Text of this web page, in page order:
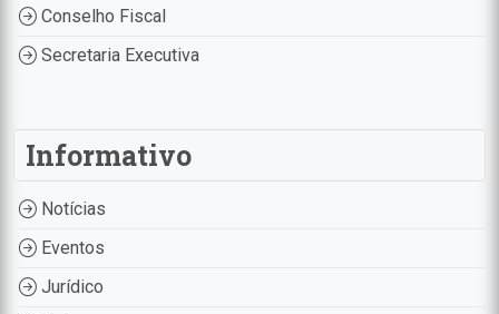
Conselho Fiscal
Secretaria Executiva
Informativo
Notícias
Eventos
Jurídico